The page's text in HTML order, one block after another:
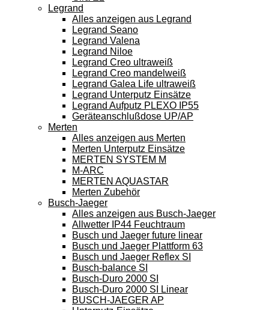
Legrand
Alles anzeigen aus Legrand
Legrand Seano
Legrand Valena
Legrand Niloe
Legrand Creo ultraweiß
Legrand Creo mandelweiß
Legrand Galea Life ultraweiß
Legrand Unterputz Einsätze
Legrand Aufputz PLEXO IP55
Geräteanschlußdose UP/AP
Merten
Alles anzeigen aus Merten
Merten Unterputz Einsätze
MERTEN SYSTEM M
M-ARC
MERTEN AQUASTAR
Merten Zubehör
Busch-Jaeger
Alles anzeigen aus Busch-Jaeger
Allwetter IP44 Feuchtraum
Busch und Jaeger future linear
Busch und Jaeger Plattform 63
Busch und Jaeger Reflex SI
Busch-balance SI
Busch-Duro 2000 SI
Busch-Duro 2000 SI Linear
BUSCH-JAEGER AP